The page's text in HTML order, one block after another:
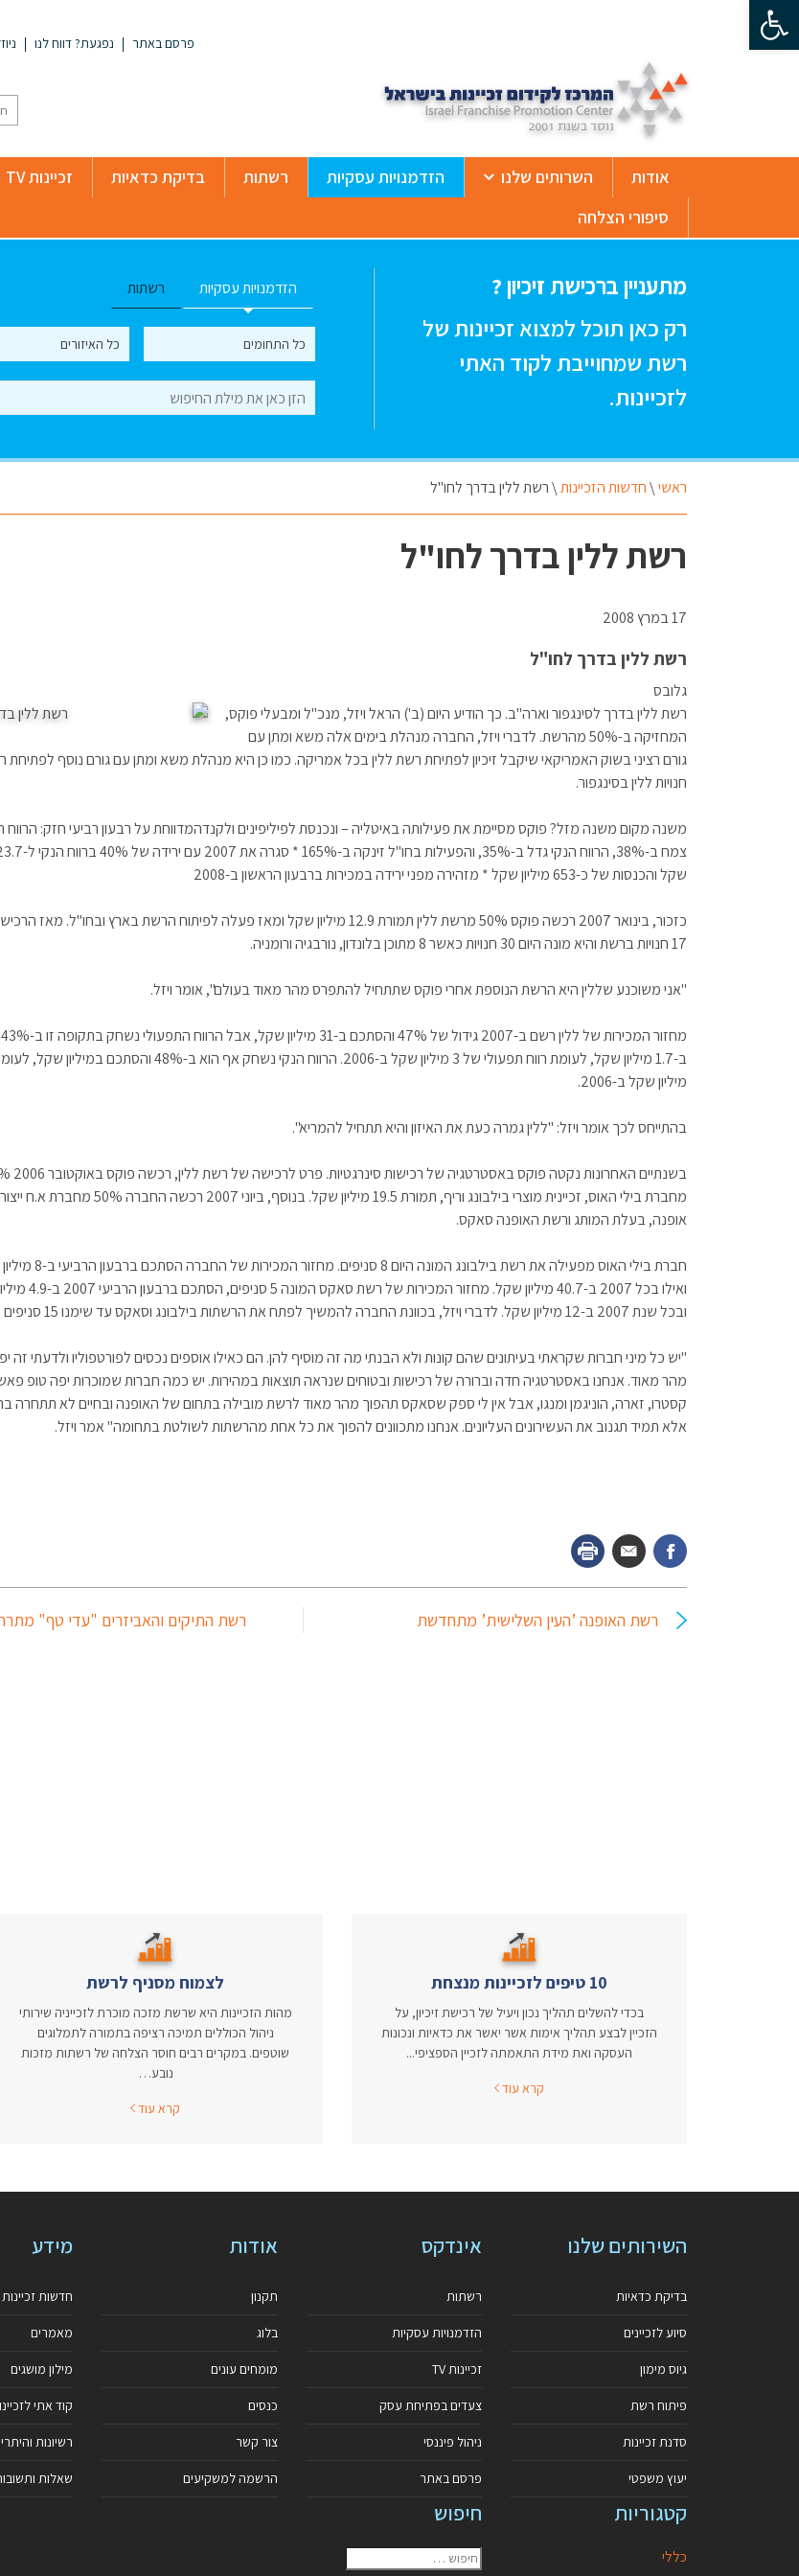
פתח סרגל נגישות
פרסם באתר נפגעת? דווח לנו
אודות השרותים שלנו הזדמנויות עסקיות רשתות בדיקת כדאיות זכיינות TV
סיפורי הצלחה
מתעניין ברכישת זיכיון ?
רק כאן תוכל למצוא זכיינות של
רשת שמחוייבת לקוד האתי
לזכיינות.
הזדמנויות עסקיות רשתות
ראשי\חדשות הזכיינות\רשת ללין בדרך לחו"ל
רשת ללין בדרך לחו"ל
17 במרץ 2008
רשת ללין בדרך לחו"ל
גלובס
רשת ללין בדרך לסינגפור וארה"ב. כך הודיע היום (ב') הראל ויזל, מנכ"ל ומבעלי פוקס,
המחזיקה ב-50% מהרשת. לדברי ויזל, החברה מנהלת בימים אלה משא ומתן עם
גורם רציני בשוק האמריקאי שיקבל זיכיון לפתיחת רשת ללין בכל אמריקה. כמו כן היא מנהלת משא ומתן עם גורם נוסף לפתיחת
חנויות ללין בסינגפור.
משנה מקום משנה מזל? פוקס מסיימת את פעילותה באיטליה – ונכנסת לפיליפינים ולקנדהמדווחת על רבעון רביעי חזק: הרווח
שקל והכנסות של כ-653 מיליון שקל * מזהירה מפני ירידה במכירות ברבעון הראשון ב-2008
כזכור, בינואר 2007 רכשה פוקס 50% מרשת ללין תמורת 12.9 מיליון שקל ומאז פעלה לפיתוח הרשת בארץ ובחו"ל.
17 חנויות ברשת והיא מונה היום 30 חנויות כאשר 8 מתוכן בלונדון, נורבגיה ורומניה.
"אני משוכנע שללין היא הרשת הנוספת אחרי פוקס שתתחיל להתפרס מהר מאוד בעולם", אומר ויזל.
מיליון שקל ב-2006.
בהתייחס לכך אומר ויזל: "ללין גמרה כעת את האיזון והיא תתחיל להמריא".
בשנתיים האחרונות נקטה
מחברת בילי האוס, זכיינית מוצרי בילבונג וריף, תמורת 19.5 מיליון שקל. בנוסף, ביוני 2007
אופנה, בעלת המותג ורשת האופנה סאקס.
חברת בילי האוס מפעילה את רשת בילבונג המונה היום 8
ואילו בכל 2007 ב-40.7 מיליון שקל. מחזור
ובכל שנת 2007 ב-12 מיליון שקל. לדברי ויזל, בכוונת החברה להמשיך לפתח את הרשתות בילבונג וסאקס עד שימנו 15 סניפים כל אחת.
"יש כל מיני חברות שקראתי בעיתונים שהם קונות ולא הבנתי מה זה מוסיף להן. הם כאילו אוספים נכסים לפורטפוליו ולדעתי זה
מהר מאוד. אנחנו באסטרטגיה חדה וברורה של רכישות ובטוחים שנראה תוצאות במהירות. יש כמה חברות שמוכרות יפה טופ פאשן
קסטרו, זארה, הוניגמן ומנגו, אבל אין לי ספק שסאקס תהפוך מהר מאוד לרשת מובילה בתחום של האופנה ובחיים לא תתחרה
אלא תמיד תגנוב את העשירונים העליונים. אנחנו מתכוונים להפוך את כל אחת מהרשתות לשולטת בתחומה" אמר ויזל.
רשת האופנה ’העין השלישית’ מתחדשת רשת התיקים והאביזרים "עדי טף"
10 טיפים לזכיינות מנצחת
בכדי להשלים תהליך נכון ויעיל של רכישת זיכיון, על
הזכיין לבצע תהליך אימות אשר יאשר את כדאיות ונכונות
העסקה ואת מידת התאמתה לזכיין הספציפי...
קרא עוד
לצמוח מסניף לרשת
מהות הזכיינות היא שרשת מזכה מוכרת לזכייניה שירותי
ניהול הכוללים תמיכה רציפה בתמורה לתמלוגים
שוטפים. במקרים רבים חוסר הצלחה של רשתות מזכות
נובע…
קרא עוד
השירותים שלנו
בדיקת כדאיות
סיוע לזכיינים
גיוס מימון
פיתוח רשת
סדנת זכיינות
יעוץ משפטי
אינדקס
רשתות
הזדמנויות עסקיות
זכיינות TV
צעדים בפתיחת עסק
ניהול פיננסי
פרסם באתר
אודות
תקנון
בלוג
מומחים עונים
כנסים
צור קשר
הרשמה למשקיעים
מידע
חדשות זכיינות
מאמרים
מילון מושגים
קוד אתי
רשיונות
שאלות
קטגוריות
כללי
חיפוש